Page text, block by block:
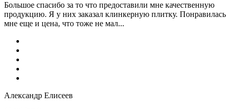
Большое спасибо за то что предоставили мне качественную
продукцию. Я у них заказал клинкерную плитку. Понравилась
мне еще и цена, что тоже не мал...
Александр Елисеев